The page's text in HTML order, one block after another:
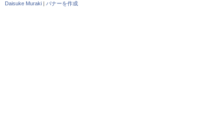
Daisuke Muraki | バナーを作成